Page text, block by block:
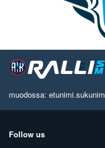
muodossa:
Follow us